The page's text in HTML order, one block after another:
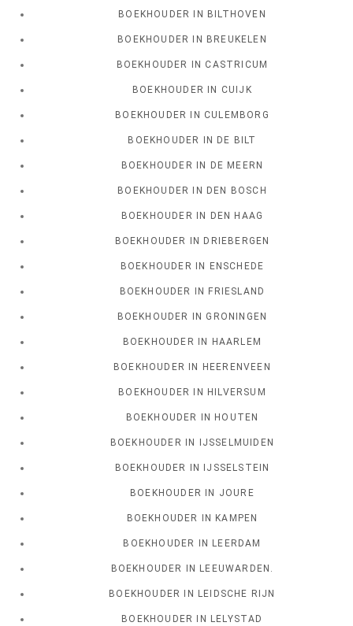
BOEKHOUDER IN BILTHOVEN
BOEKHOUDER IN BREUKELEN
BOEKHOUDER IN CASTRICUM
BOEKHOUDER IN CUIJK
BOEKHOUDER IN CULEMBORG
BOEKHOUDER IN DE BILT
BOEKHOUDER IN DE MEERN
BOEKHOUDER IN DEN BOSCH
BOEKHOUDER IN DEN HAAG
BOEKHOUDER IN DRIEBERGEN
BOEKHOUDER IN ENSCHEDE
BOEKHOUDER IN FRIESLAND
BOEKHOUDER IN GRONINGEN
BOEKHOUDER IN HAARLEM
BOEKHOUDER IN HEERENVEEN
BOEKHOUDER IN HILVERSUM
BOEKHOUDER IN HOUTEN
BOEKHOUDER IN IJSSELMUIDEN
BOEKHOUDER IN IJSSELSTEIN
BOEKHOUDER IN JOURE
BOEKHOUDER IN KAMPEN
BOEKHOUDER IN LEERDAM
BOEKHOUDER IN LEEUWARDEN.
BOEKHOUDER IN LEIDSCHE RIJN
BOEKHOUDER IN LELYSTAD